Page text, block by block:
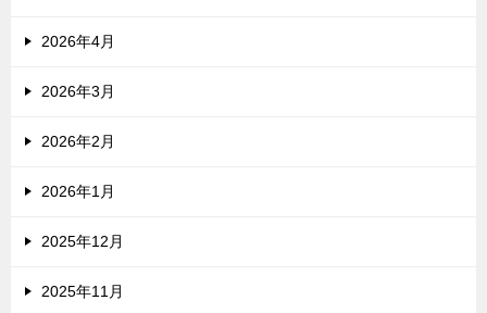
2026年4月
2026年3月
2026年2月
2026年1月
2025年12月
2025年11月